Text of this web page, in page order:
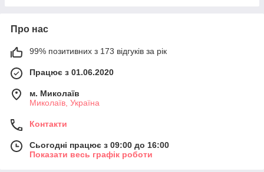
Про нас
99% позитивних з 173 відгуків за рік
Працює з 01.06.2020
м. Миколаїв
Миколаїв, Україна
Контакти
Сьогодні працює з 09:00 до 16:00
Показати весь графік роботи